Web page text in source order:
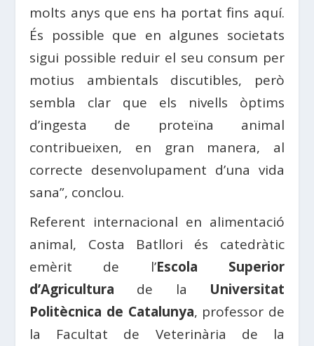
molts anys que ens ha portat fins aquí.
És possible que en algunes societats
sigui possible reduir el seu consum per
motius ambientals discutibles, però
sembla clar que els nivells òptims
d’ingesta de proteïna animal
contribueixen, en gran manera, al
correcte desenvolupament d’una vida
sana”, conclou.
Referent internacional en alimentació
animal, Costa Batllori és catedràtic
emèrit de l’Escola Superior
d’Agricultura de la Universitat
Politècnica de Catalunya, professor de
la Facultat de Veterinària de la